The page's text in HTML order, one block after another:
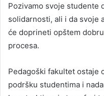
Pozivamo svoje studente
solidarnosti, ali i da svoje
će doprineti opštem
procesa.
Pedagoški fakultet ostaje
podršku studentima i